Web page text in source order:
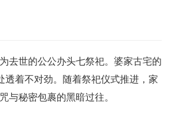
去世的公公办头七祭祀。婆家古宅的
透着不对劲。随着祭祀仪式推进，家
与秘密包裹的黑暗过往。